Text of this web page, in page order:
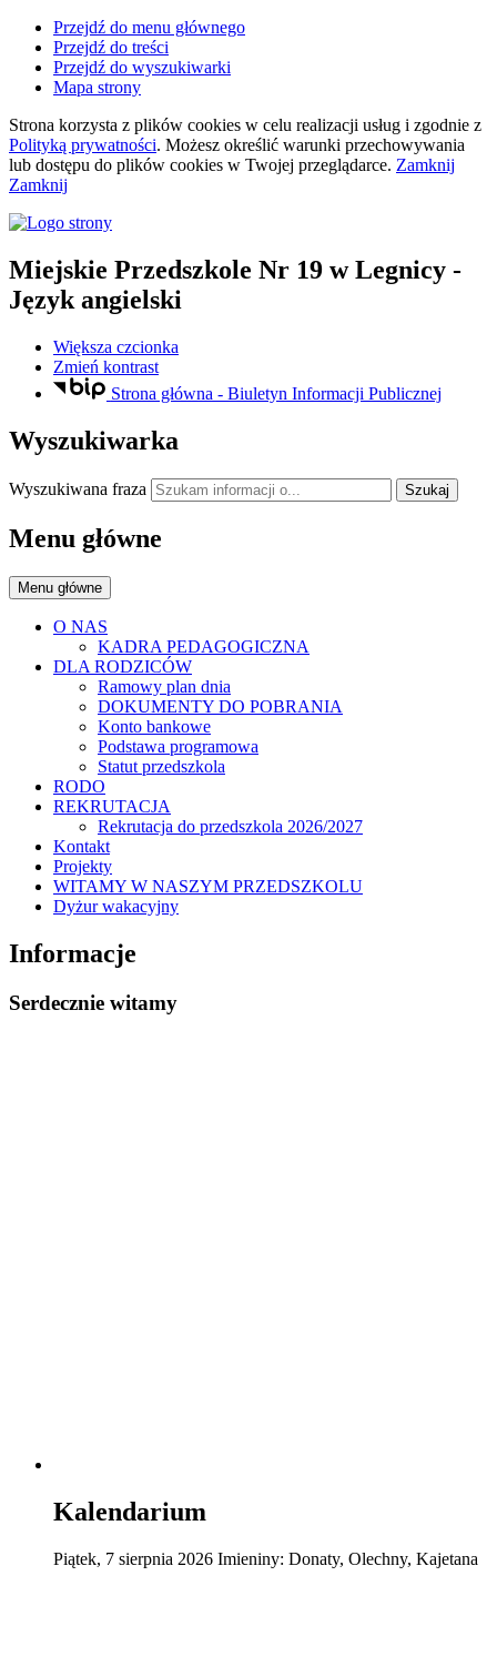
Przejdź do menu głównego
Przejdź do treści
Przejdź do wyszukiwarki
Mapa strony
Strona korzysta z plików cookies w celu realizacji usług i zgodnie z
Polityką prywatności. Możesz określić warunki przechowywania
lub dostępu do plików cookies w Twojej przeglądarce. Zamknij
Zamknij
Miejskie Przedszkole Nr 19 w Legnicy -
Język angielski
Większa czcionka
Zmień kontrast
Strona główna - Biuletyn Informacji Publicznej
Wyszukiwarka
Wyszukiwana fraza Szukaj
Menu główne
Menu główne
O NAS
KADRA PEDAGOGICZNA
DLA RODZICÓW
Ramowy plan dnia
DOKUMENTY DO POBRANIA
Konto bankowe
Podstawa programowa
Statut przedszkola
RODO
REKRUTACJA
Rekrutacja do przedszkola 2026/2027
Kontakt
Projekty
WITAMY W NASZYM PRZEDSZKOLU
Dyżur wakacyjny
Informacje
Serdecznie witamy
Kalendarium
Piątek, 7 sierpnia 2026 Imieniny: Donaty, Olechny, Kajetana